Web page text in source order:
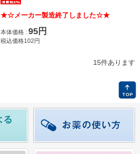
★☆メーカー製造終了しました☆★
本体価格 : 95円
税込価格102円
15件あります